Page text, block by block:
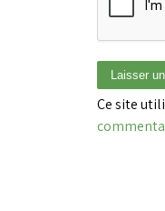
Ce site